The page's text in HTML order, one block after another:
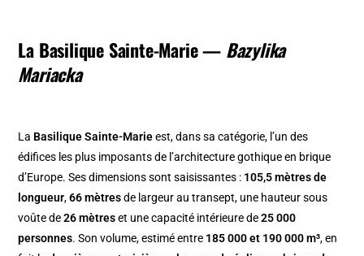
La Basilique Sainte-Marie — Bazylika
Mariacka
La Basilique Sainte-Marieest, dans sa catégorie, l’un des
édifices les plus imposants de l’architecture gothique en brique
d’Europe. Ses dimensions sont saisissantes : 105,5 mètres de
longueur,66 mètresde largeur au transept, une hauteur sous
voûte de26 mètreset une capacité intérieure de25 000
personnes. Son volume, estimé entre 185 000 et 190 000 m³, en